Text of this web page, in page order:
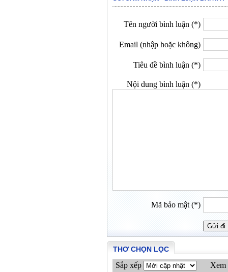
Tên người bình luận (*)
Email (nhập hoặc không)
Tiêu đề bình luận (*)
Nội dung bình luận (*)
Mã bảo mật (*)
THƠ CHỌN LỌC
Sắp xếp Xem